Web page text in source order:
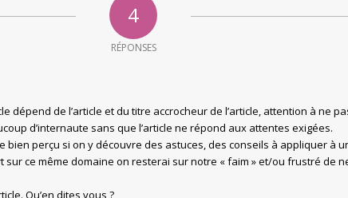
4
RÉPONSES
dépend de l’article et du titre accrocheur de l’article, attention à ne
d’internaute sans que l’article ne répond aux attentes exigées.
bien perçu si on y découvre des astuces, des conseils à appliquer à
sur ce même domaine on resterai sur notre « faim » et/ou frustré de
Qu’en dites vous ?